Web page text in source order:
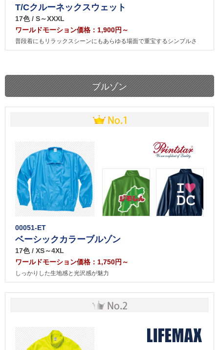
T/Cクルーネックスウェット
17色 / S～XXXL
ワールドモーション価格：1,900円～
普段着にもリラックスシーンにもあらゆる場面で重宝するシンプルさ
ブルゾン
00051-ET
ベーシックカラーブルゾン
17色 / XS～4XL
ワールドモーション価格：1,750円～
しっかりした生地感と光沢感が魅力